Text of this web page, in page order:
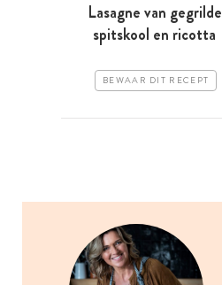
Lasagne van gegrilde
spitskool en ricotta
BEWAAR DIT RECEPT